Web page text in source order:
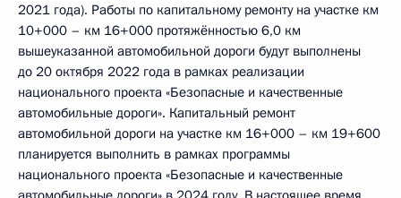
2021 года). Работы по капитальному ремонту на участке км
10+000 – км 16+000 протяжённостью 6,0 км
вышеуказанной автомобильной дороги будут выполнены
до 20 октября 2022 года в рамках реализации
национального проекта «Безопасные и качественные
автомобильные дороги». Капитальный ремонт
автомобильной дороги на участке км 16+000 – км 19+600
планируется выполнить в рамках программы
национального проекта «Безопасные и качественные